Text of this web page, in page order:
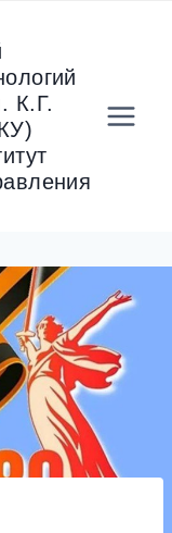
К.Г.